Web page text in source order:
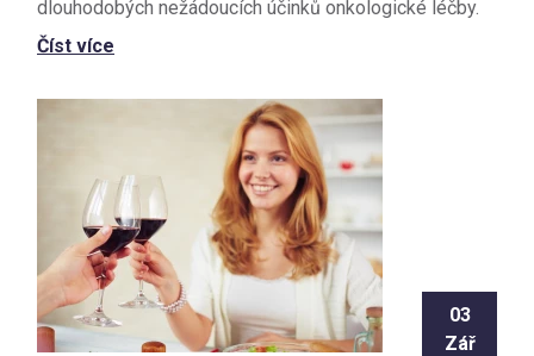
dlouhodobých nežádoucích účinků onkologické léčby.
Číst více
03
Zář